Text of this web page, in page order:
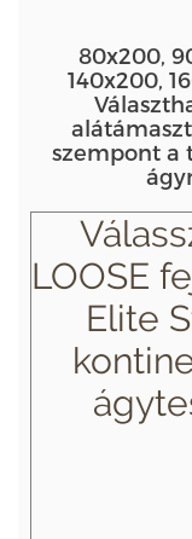
80x200,
140x200,
szempont a
LOOSE
Elite